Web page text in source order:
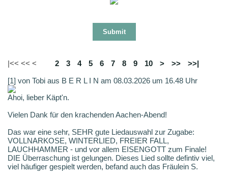
|<< << < 2 3 4 5 6 7 8 9 10 > >>
>>|
[1] von Tobi aus B E R L I N am 08.03.2026 um 16.48 Uhr
Ahoi, lieber Käpt'n.
Vielen Dank für den krachenden Aachen-Abend!
Das war eine sehr, SEHR gute Liedauswahl zur Zugabe:
VOLLNARKOSE, WINTERLIED, FREIER FALL,
LAUCHHAMMER - und vor allem EISENGOTT zum Finale!
DIE Überraschung ist gelungen. Dieses Lied sollte defintiv viel,
viel häufiger gespielt werden, befand auch das Fräulein S.